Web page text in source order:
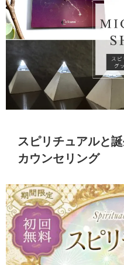
スピリチュアルと
カウンセリング